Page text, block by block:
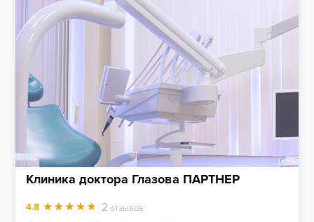
Клиника доктора Глазова ПАРТНЕР
4.8 2 отзывов